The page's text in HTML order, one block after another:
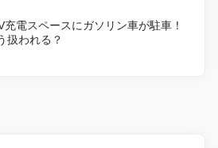
充電スペースにガソリン車が駐車！
扱われる？